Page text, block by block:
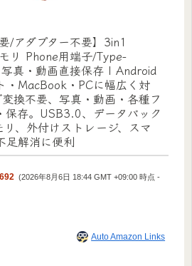
/アダプター不要】3in1
リ Phone用端子/Type-
真・動画直接保存 | Android
・MacBook・PCに幅広く対
換不要、写真・動画・各種フ
保存。USB3.0、データバック
リ、外付けストレージ、スマ
足解消に便利
(2026年8月6日 18:44 GMT +09:00 時点 -
Auto Amazon Links